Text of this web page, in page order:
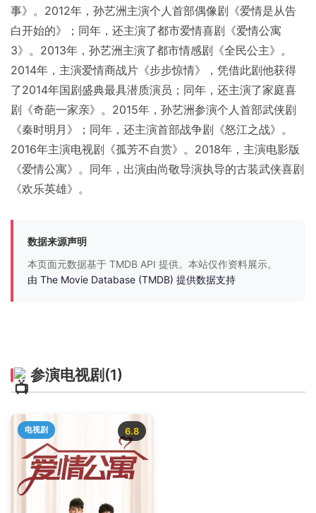
事》。2012年，孙艺洲主演个人首部偶像剧《爱情是从告
白开始的》；同年，还主演了都市爱情喜剧《爱情公寓
3》。2013年，孙艺洲主演了都市情感剧《全民公主》。
2014年，主演爱情商战片《步步惊情》，凭借此剧他获得
了2014年国剧盛典最具潜质演员；同年，还主演了家庭喜
剧《奇葩一家亲》。2015年，孙艺洲参演个人首部武侠剧
《秦时明月》；同年，还主演首部战争剧《怒江之战》。
2016年主演电视剧《孤芳不自赏》。2018年，主演电影版
《爱情公寓》。同年，出演由尚敬导演执导的古装武侠喜剧
《欢乐英雄》。
数据来源声明
本页面元数据基于 TMDB API 提供。本站仅作资料展示。
由 The Movie Database (TMDB) 提供数据支持
参演电视剧 (1)
6.8
电视剧